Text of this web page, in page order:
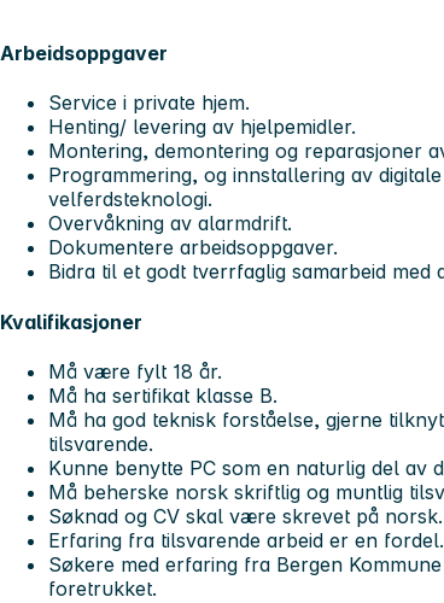
Arbeidsoppgaver
Service i private hjem.
Henting/ levering av hjelpemidler.
Montering, demontering og reparasjoner
Programmering, og innstallering av
velferdsteknologi.
Overvåkning av alarmdrift.
Dokumentere arbeidsoppgaver.
Bidra til et godt tverrfaglig samarbeid med
Kvalifikasjoner
Må være fylt 18 år.
Må ha sertifikat klasse B.
Må ha god teknisk forståelse, gjerne
tilsvarende.
Kunne benytte PC som en naturlig del av
Må beherske norsk skriftlig og muntlig
Søknad og CV skal være skrevet på norsk.
Erfaring fra tilsvarende arbeid er en fordel.
Søkere med erfaring fra Bergen
foretrukket.